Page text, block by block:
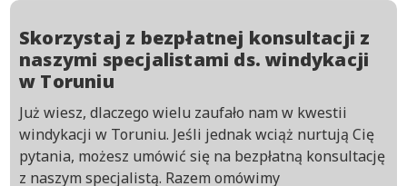
Skorzystaj z bezpłatnej konsultacji z
naszymi specjalistami ds. windykacji
w Toruniu
Już wiesz, dlaczego wielu zaufało nam w kwestii
windykacji w Toruniu. Jeśli jednak wciąż nurtują Cię
pytania, możesz umówić się na bezpłatną konsultację
z naszym specjalistą. Razem omówimy